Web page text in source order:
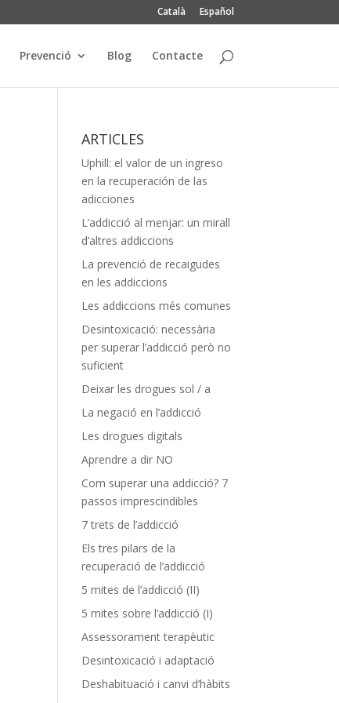
Català Español
Prevenció Blog Contacte
ARTICLES
Uphill: el valor de un ingreso
en la recuperación de las
adicciones
L’addicció al menjar: un mirall
d’altres addiccions
La prevenció de recaigudes
en les addiccions
Les addiccions més comunes
Desintoxicació: necessària
per superar l’addicció però no
suficient
Deixar les drogues sol / a
La negació en l’addicció
Les drogues digitals
Aprendre a dir NO
Com superar una addicció? 7
passos imprescindibles
7 trets de l’addicció
Els tres pilars de la
recuperació de l’addicció
5 mites de l’addicció (II)
5 mites sobre l’addicció (I)
Assessorament terapèutic
Desintoxicació i adaptació
Deshabituació i canvi d’hàbits